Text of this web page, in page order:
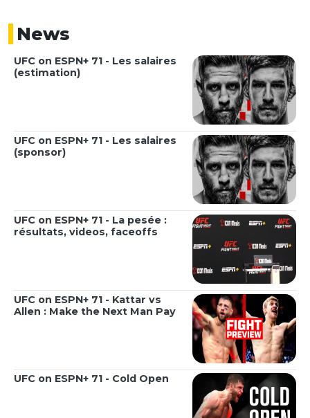
News
UFC on ESPN+ 71 - Les salaires
(estimation)
UFC on ESPN+ 71 - Les salaires
(sponsor)
UFC on ESPN+ 71 - La pesée :
résultats, videos, faceoffs
UFC on ESPN+ 71 - Kattar vs
Allen : Make the Next Man Pay
UFC on ESPN+ 71 - Cold Open